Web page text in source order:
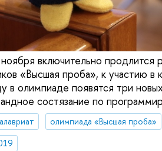
включительно продлится
«Высшая проба», к участию в
в олимпиаде появятся три
состязание по
олимпиада «Высшая проба»